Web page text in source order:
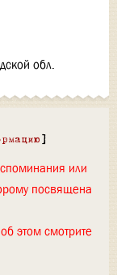
обл.
]
или
посвящена
этом смотрите